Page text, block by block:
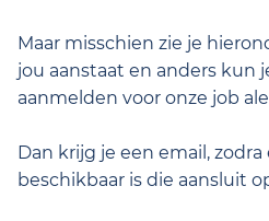
Maar misschien zie je
jou aanstaat en anders kun
aanmelden voor onze job
Dan krijg je een email,
beschikbaar is die aansluit